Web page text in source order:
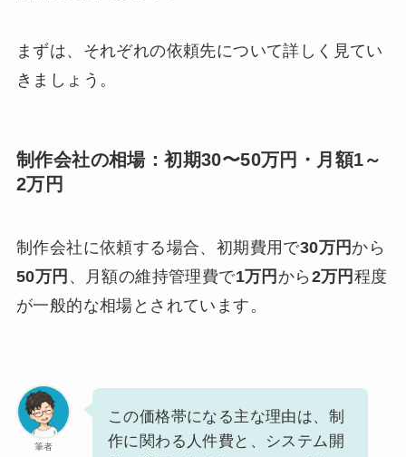
まずは、それぞれの依頼先について詳しく見てい
きましょう。
制作会社の相場：初期30〜50万円・月額1～
2万円
制作会社に依頼する場合、初期費用で30万円 から
50万円 、月額の維持管理費で1万円 から 2万円 程度
が一般的な相場とされています。
筆者
この価格帯になる主な理由は、制
作に関わる人件費と、システム開